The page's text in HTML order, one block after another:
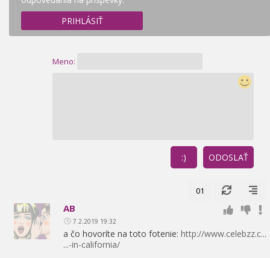
PRIHLÁSIŤ
Meno:
ODOSLAŤ
:)
01
AB
7.2.2019 19:32
a čo hovoríte na toto fotenie: http://www.celebzz.c...
...-in-california/